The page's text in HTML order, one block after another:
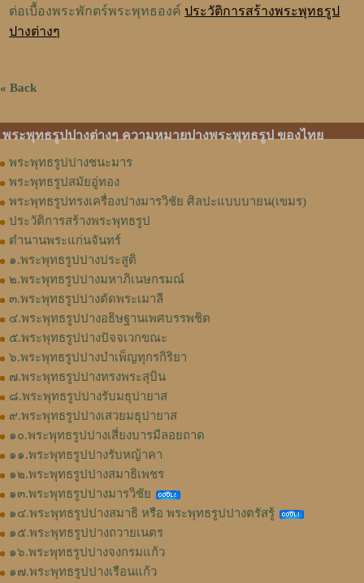
ต่อเบื้องพระพักตร์พระพุทธองค์ประวัติการสร้างพระพุทธรูป
ปางต่างๆ
« Back
พระพุทธรูปปางต่างๆ ความหมายปางพระพุทธรูป ของไทย
พระพุทธรูปปางชนะมาร
พระพุทธรูปสมัยอู่ทอง
พระพุทธรูปทรงเครื่องปางมารวิชัย ศิลปะแบบบายน(เขมร)
ประวัติการสร้างพระพุทธรูป
ตำนานพระแก่นจันทร์
๑.พระพุทธรูปปางประสูติ
๒.พระพุทธรูปปางมหาภิเนษกรมณ์
๓.พระพุทธรูปปางตัดพระเมาลี
๔.พระพุทธรูปปางอธิษฐานเพศบรรพชิต
๕.พระพุทธรูปปางปัจจเวกขณะ
๖.พระพุทธรูปปางบำเพ็ญทุกรกิริยา
๗.พระพุทธรูปปางทรงพระสุบิน
๘.พระพุทธรูปปางรับมธุปายาส
๙.พระพุทธรูปปางเสวยมธุปายาส
๑๐.พระพุทธรูปปางเสี่ยงบารมีลอยถาด
๑๑.พระพุทธรูปปางรับหญ้าคา
๑๒.พระพุทธรูปปางสมาธิเพชร
๑๓.พระพุทธรูปปางมารวิชัย
๑๔.พระพุทธรูปปางสมาธิ หรือ พระพุทธรูปปางตรัสรู้
๑๕.พระพุทธรูปปางถวายเนตร
๑๖.พระพุทธรูปปางจงกรมแก้ว
๑๗.พระพุทธรูปปางเรือนแก้ว